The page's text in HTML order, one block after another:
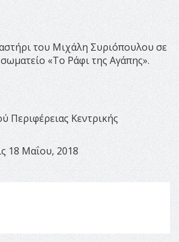
του Μιχάλη Συριόπουλου σε
«Το Ράφι της Αγάπης».
Περιφέρειας Κεντρικής
18 Μαΐου, 2018